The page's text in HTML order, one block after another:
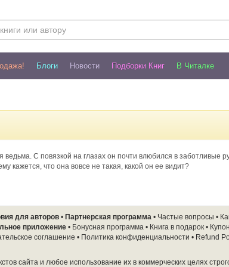
Блоги Новости Подборки Книг В Читалке
С повязкой на глазах он почти влюбился в заботливые
кажется, что она вовсе не такая, какой он ее видит?
для авторов• Партнерская программа • Частые вопросы •
приложение• Бонусная программа • Книга в подарок•
соглашение • Политика конфиденциальности • Refund
сайта и любое использование их в коммерческих целях